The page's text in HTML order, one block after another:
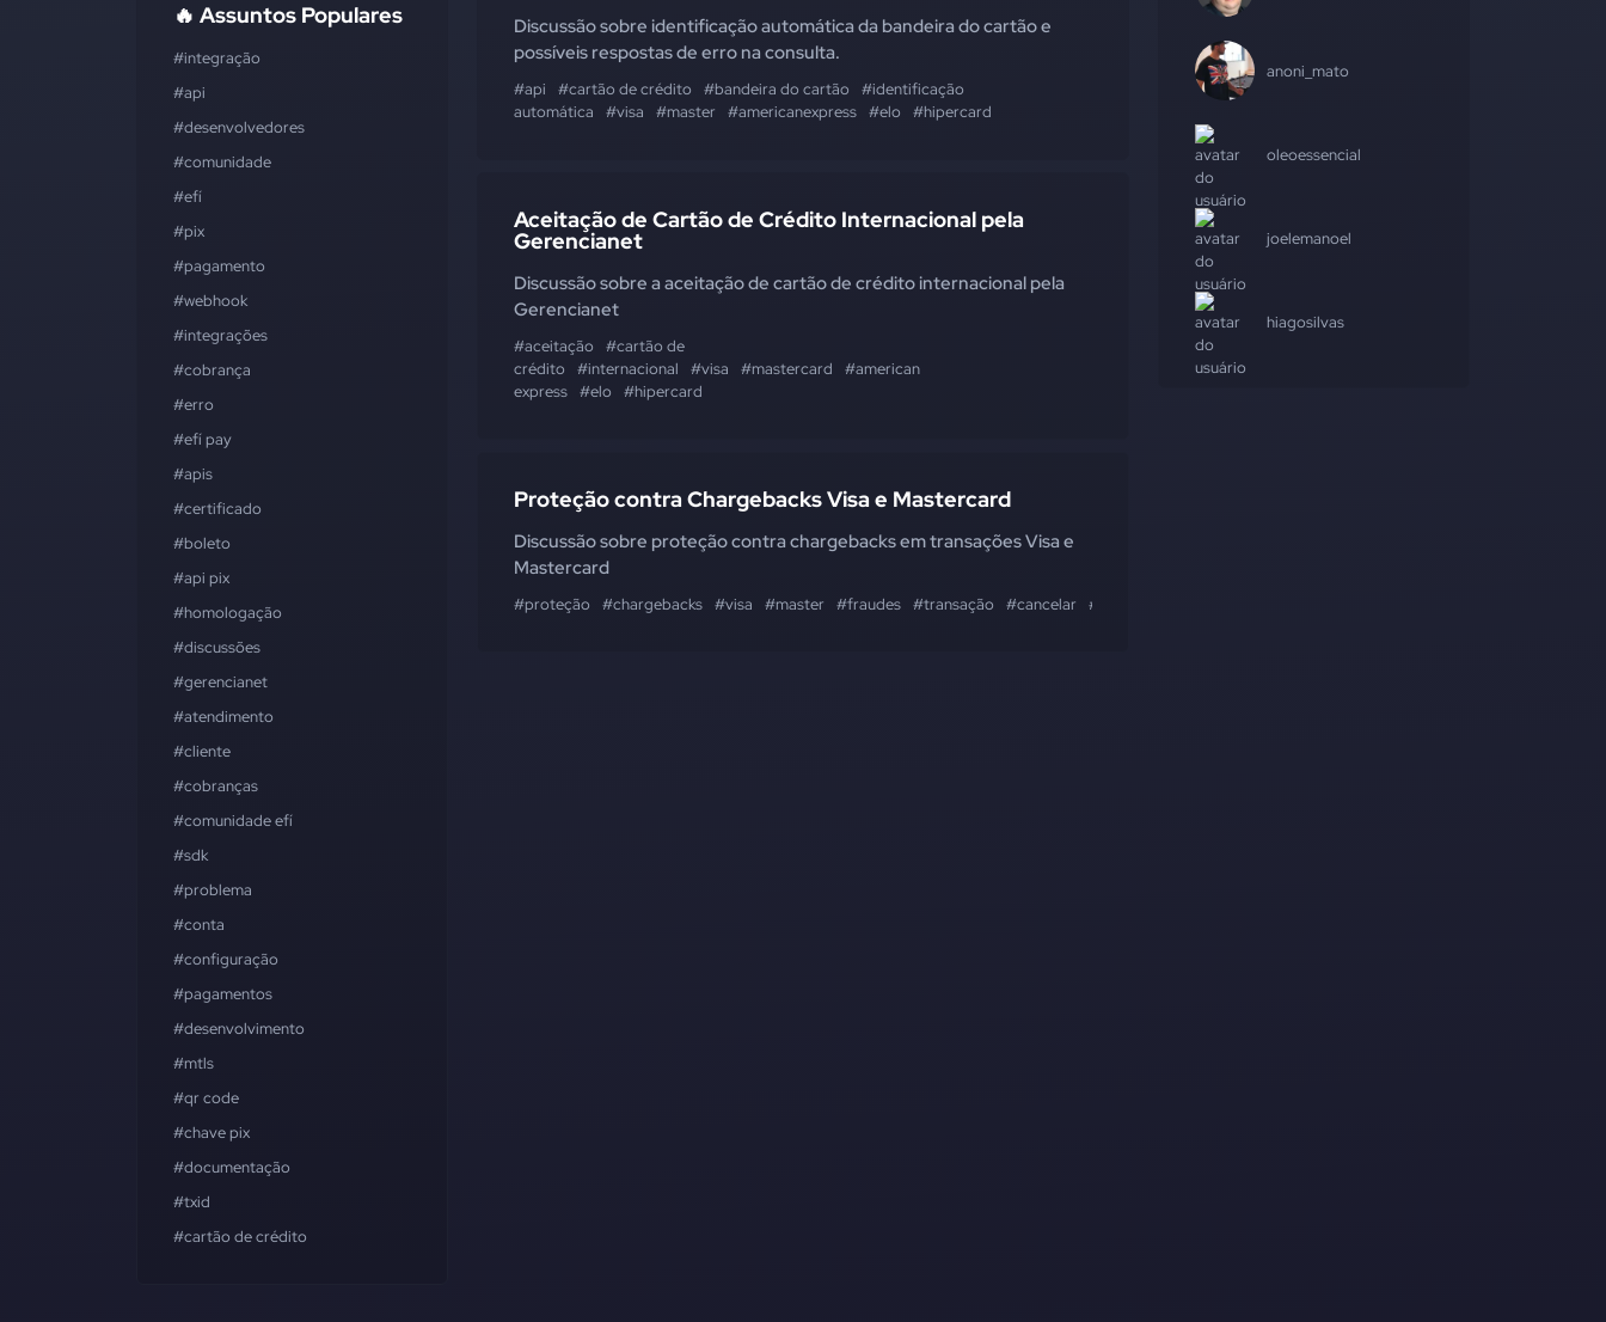
🔥 Assuntos Populares
#integração
#api
#desenvolvedores
#comunidade
#efí
#pix
#pagamento
#webhook
#integrações
#cobrança
#erro
#efí pay
#apis
#certificado
#boleto
#api pix
#homologação
#discussões
#gerencianet
#atendimento
#cliente
#cobranças
#comunidade efí
#sdk
#problema
#conta
#configuração
#pagamentos
#desenvolvimento
#mtls
#qr code
#chave pix
#documentação
#txid
#cartão de crédito
Discussão sobre identificação automática da bandeira do cartão e
possíveis respostas de erro na consulta.
#api #cartão de crédito #bandeira do cartão
#identificação
automática
#visa #master #americanexpress #elo #hipercard
Aceitação de Cartão de Crédito Internacional pela
Gerencianet
Discussão sobre a aceitação de cartão de crédito internacional pela
Gerencianet
#aceitação
#cartão de
crédito
#internacional #visa #mastercard
#american
express #elo #hipercard
Proteção contra Chargebacks Visa e Mastercard
Discussão sobre proteção contra chargebacks em transações Visa e
Mastercard
#proteção #chargebacks #visa #master #fraudes #transação #cancelar #serviço
anoni_mato
oleoessencial
joelemanoel
hiagosilvas